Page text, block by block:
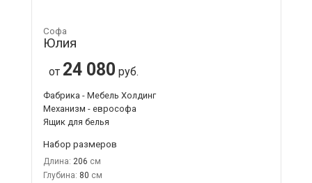
Софа
Юлия
от 24 080 руб.
Фабрика - Мебель Холдинг
Механизм - еврософа
Ящик для белья
Набор размеров
Длина: 206
Глубина: 80